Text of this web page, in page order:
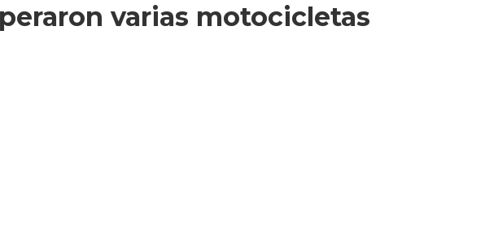
varias motocicletas